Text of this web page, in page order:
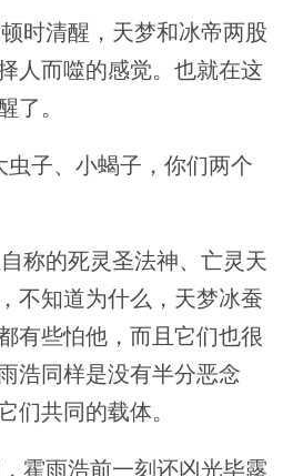
时清醒，天梦和冰帝两股
人而噬的感觉。也就在这
了。
子、小蝎子，你们两个
称的死灵圣法神、亡灵天
不知道为什么，天梦冰蚕
有些怕他，而且它们也很
浩同样是没有半分恶念
们共同的载体。
霍雨浩前一刻还凶光毕露